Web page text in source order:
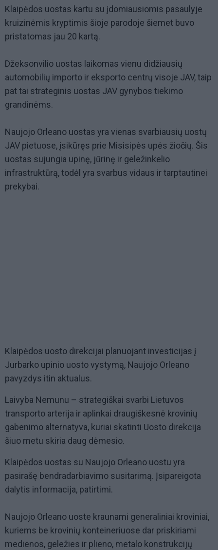
Klaipėdos uostas kartu su įdomiausiomis pasaulyje
kruizinėmis kryptimis šioje parodoje šiemet buvo
pristatomas jau 20 kartą.
Džeksonvilio uostas laikomas vienu didžiausių
automobilių importo ir eksporto centrų visoje JAV, taip
pat tai strateginis uostas JAV gynybos tiekimo
grandinėms.
Naujojo Orleano uostas yra vienas svarbiausių uostų
JAV pietuose, įsikūręs prie Misisipės upės žiočių. Šis
uostas sujungia upinę, jūrinę ir geležinkelio
infrastruktūrą, todėl yra svarbus vidaus ir tarptautinei
prekybai.
Klaipėdos uosto direkcijai planuojant investicijas į
Jurbarko upinio uosto vystymą, Naujojo Orleano
pavyzdys itin aktualus.
Laivyba Nemunu – strategiškai svarbi Lietuvos
transporto arterija ir aplinkai draugiškesnė krovinių
gabenimo alternatyva, kuriai skatinti Uosto direkcija
šiuo metu skiria daug dėmesio.
Klaipėdos uostas su Naujojo Orleano uostu yra
pasirašę bendradarbiavimo susitarimą. Įsipareigota
dalytis informacija, patirtimi.
Naujojo Orleano uoste kraunami generaliniai kroviniai,
kuriems be krovinių konteineriuose dar priskiriami
medienos, geležies ir plieno, metalo konstrukcijų